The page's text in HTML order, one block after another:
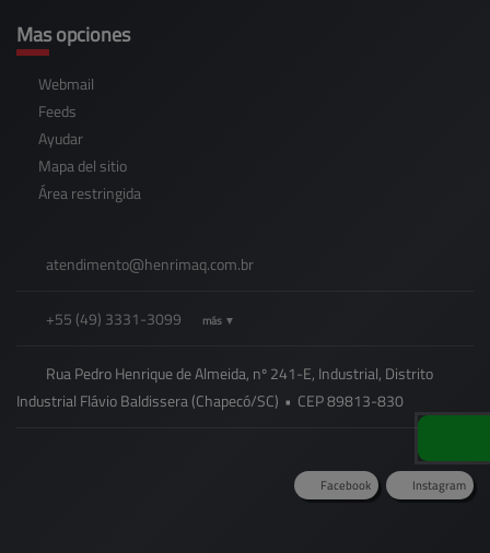
Facebook Instagram
Mas opciones
Webmail
Feeds
Ayudar
Mapa del sitio
Área restringida
atendimento@henrimaq.com.br
+55 (49) 3331-3099 más ▼
Rua Pedro Henrique de Almeida, nº 241-E, Industrial, Distrito
Industrial Flávio Baldissera (Chapecó/SC) • CEP89813-830